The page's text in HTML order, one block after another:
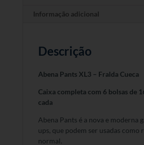
Informação adicional
Descrição
Abena Pants XL3 – Fralda Cueca
Caixa completa com 6 bolsas de
cada
Abena Pants é a nova e moderna
ups, que podem ser usadas
normal.